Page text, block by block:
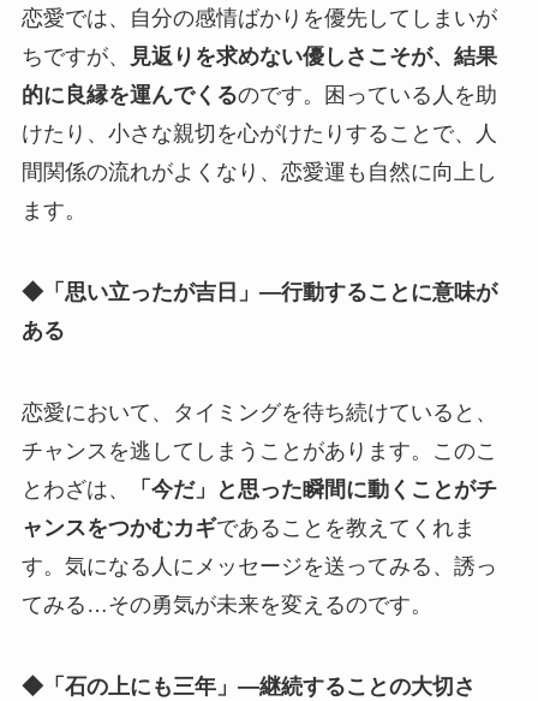
恋愛では、自分の感情ばかりを優先してしまいが
ちですが、
見返りを求めない優しさこそが、結果
的に良縁を運んでくるのです。困っている人を助
けたり、小さな親切を心がけたりすることで、人
間関係の流れがよくなり、恋愛運も自然に向上し
ます。
◆「思い立ったが吉日」—行動することに意味が
ある
恋愛において、タイミングを待ち続けていると、
チャンスを逃してしまうことがあります。このこ
とわざは、
「今だ」と思った瞬間に動くことがチ
ャンスをつかむカギであることを教えてくれま
す。気になる人にメッセージを送ってみる、誘っ
てみる…その勇気が未来を変えるのです。
◆「石の上にも三年」—継続することの大切さ